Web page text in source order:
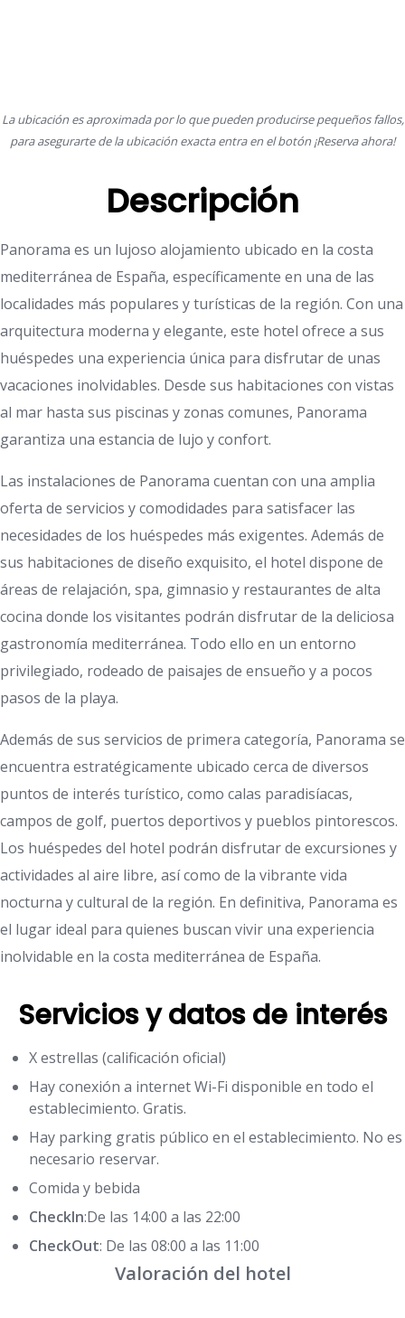
La ubicación es aproximada por lo que pueden producirse pequeños fallos,
para asegurarte de la ubicación exacta entra en el botón ¡Reserva ahora!
Descripción
Panorama es un lujoso alojamiento ubicado en la costa
mediterránea de España, específicamente en una de las
localidades más populares y turísticas de la región. Con una
arquitectura moderna y elegante, este hotel ofrece a sus
huéspedes una experiencia única para disfrutar de unas
vacaciones inolvidables. Desde sus habitaciones con vistas
al mar hasta sus piscinas y zonas comunes, Panorama
garantiza una estancia de lujo y confort.
Las instalaciones de Panorama cuentan con una amplia
oferta de servicios y comodidades para satisfacer las
necesidades de los huéspedes más exigentes. Además de
sus habitaciones de diseño exquisito, el hotel dispone de
áreas de relajación, spa, gimnasio y restaurantes de alta
cocina donde los visitantes podrán disfrutar de la deliciosa
gastronomía mediterránea. Todo ello en un entorno
privilegiado, rodeado de paisajes de ensueño y a pocos
pasos de la playa.
Además de sus servicios de primera categoría, Panorama se
encuentra estratégicamente ubicado cerca de diversos
puntos de interés turístico, como calas paradisíacas,
campos de golf, puertos deportivos y pueblos pintorescos.
Los huéspedes del hotel podrán disfrutar de excursiones y
actividades al aire libre, así como de la vibrante vida
nocturna y cultural de la región. En definitiva, Panorama es
el lugar ideal para quienes buscan vivir una experiencia
inolvidable en la costa mediterránea de España.
Servicios y datos de interés
X estrellas (calificación oficial)
Hay conexión a internet Wi-Fi disponible en todo el
establecimiento. Gratis.
Hay parking gratis público en el establecimiento. No es
necesario reservar.
Comida y bebida
CheckIn:De las 14:00 a las 22:00
CheckOut: De las 08:00 a las 11:00
Valoración del hotel